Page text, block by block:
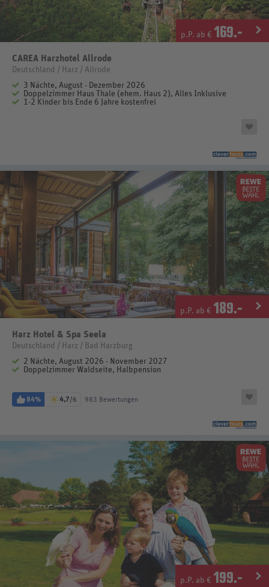
p.P. ab € 169.-
CAREA Harzhotel Allrode
Deutschland / Harz / Allrode
3 Nächte, August - Dezember 2026
Doppelzimmer Haus Thale (ehem. Haus 2), Alles Inklusive
1-2 Kinder bis Ende 6 Jahre kostenfrei
p.P. ab € 189.-
Harz Hotel & Spa Seela
Deutschland / Harz / Bad Harzburg
2 Nächte, August 2026 - November 2027
Doppelzimmer Waldseite, Halbpension
84% 4,7/6 983 Bewertungen
p.P. ab € 199.-